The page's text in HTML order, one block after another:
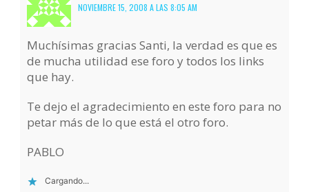
NOVIEMBRE 15, 2008 A LAS 8:05 AM
Muchísimas gracias Santi, la verdad es que es
de mucha utilidad ese foro y todos los links
que hay.
Te dejo el agradecimiento en este foro para no
petar más de lo que está el otro foro.
PABLO
Cargando...